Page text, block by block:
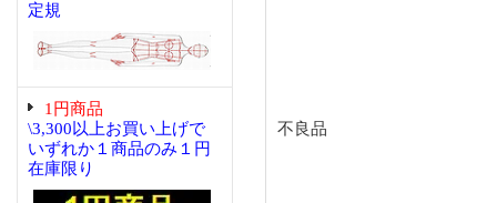
定規
1円商品
\3,300以上お買い上げで
いずれか１商品のみ１円
在庫限り
不良品